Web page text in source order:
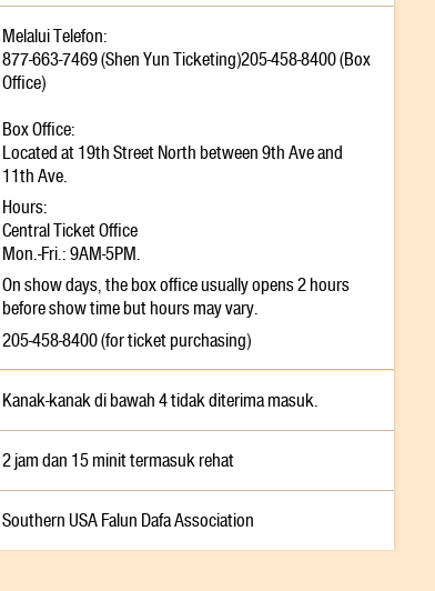
Melalui Telefon:
877-663-7469 (Shen Yun Ticketing)205-458-8400 (Box
Office)
Box Office:
Located at 19th Street North between 9th Ave and
11th Ave.
Hours:
Central Ticket Office
Mon.-Fri.: 9AM-5PM.
On show days, the box office usually opens 2 hours
before show time but hours may vary.
205-458-8400 (for ticket purchasing)
Kanak-kanak di bawah 4 tidak diterima masuk.
2 jam dan 15 minit termasuk rehat
Southern USA Falun Dafa Association